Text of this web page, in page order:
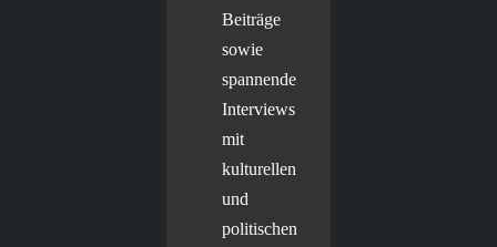
Beiträge
sowie
spannende
Interviews
mit
kulturellen
und
politischen